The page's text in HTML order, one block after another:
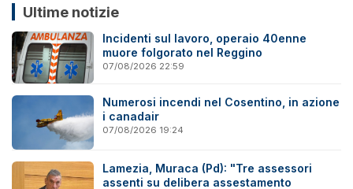
Ultime notizie
Incidenti sul lavoro, operaio 40enne
muore folgorato nel Reggino
07/08/2026 22:59
Numerosi incendi nel Cosentino, in azione
i canadair
07/08/2026 19:24
Lamezia, Muraca (Pd): "Tre assessori
assenti su delibera assestamento